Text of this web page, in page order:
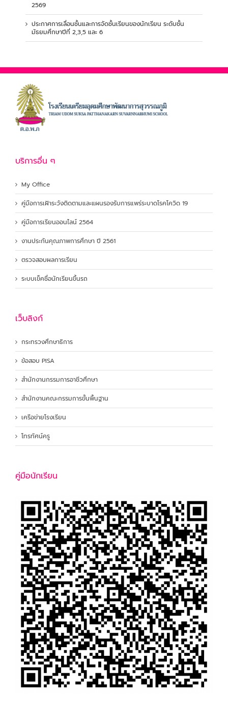
2569
ประกาศการเลื่อนชั้นและการจัดชั้นเรียนของนักเรียน ระดับชั้น
มัธยมศึกษาปีที่ 2,3,5 และ 6
บริการอื่น ๆ
My Office
คู่มือการเฝ้าระวังติดตามและแผนรองรับการแพร่ระบาดโรคโควิด 19
คู่มือการเรียนออนไลน์ 2564
งานประกันคุณภาพการศึกษา ปี 2561
ตรวจสอบผลการเรียน
ระบบเข็คชื่อนักเรียนขึ้นรถ
เว็บลิงก์
กระทรวงศึกษาธิการ
ข้อสอบ PISA
สำนักงานกรรมการอาชีวศึกษา
สำนักงานคณะกรรมการขั้นพื้นฐาน
เครือข่ายโรงเรียน
โทรทัศน์ครู
คู่มือนักเรียน